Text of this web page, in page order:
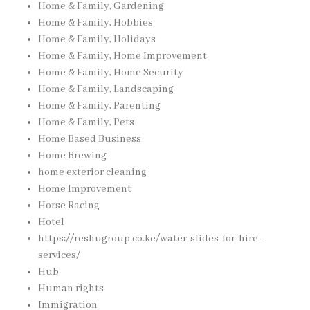
Home & Family, Gardening
Home & Family, Hobbies
Home & Family, Holidays
Home & Family, Home Improvement
Home & Family, Home Security
Home & Family, Landscaping
Home & Family, Parenting
Home & Family, Pets
Home Based Business
Home Brewing
home exterior cleaning
Home Improvement
Horse Racing
Hotel
https://reshugroup.co.ke/water-slides-for-hire-
services/
Hub
Human rights
Immigration